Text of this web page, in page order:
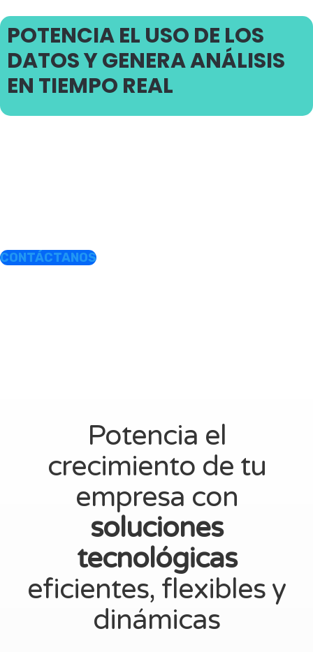
POTENCIA EL USO DE LOS
DATOS Y GENERA ANÁLISIS
EN TIEMPO REAL
CONTÁCTANOS
Potencia el
crecimiento de tu
empresa con
soluciones
tecnológicas
eficientes, flexibles y
dinámicas